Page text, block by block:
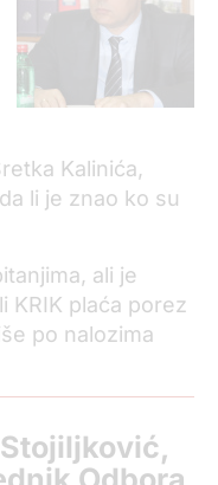
Kalinića,
li je znao ko su
ali je
KRIK plaća porez
po nalozima